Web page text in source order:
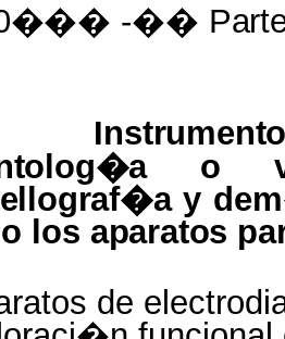
-��
o
y
los aparatos
de